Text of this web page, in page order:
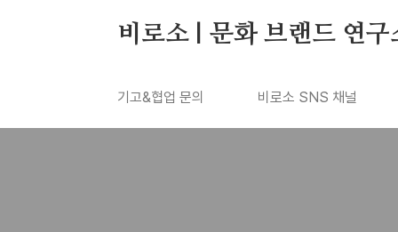
비로소 | 문화 브랜드 연구
기고&협업 문의 비로소 SNS 채널